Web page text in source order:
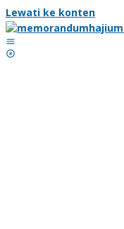
Lewati ke konten